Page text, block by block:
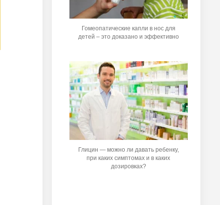
Гомеопатические капли в нос для
детей – это доказано и эффективно
Глицин — можно ли давать ребенку,
при каких симптомах и в каких
дозировках?